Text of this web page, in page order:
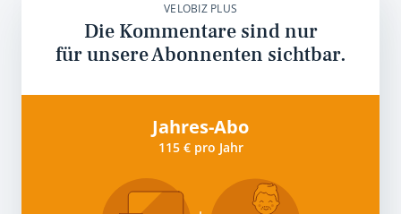
VELOBIZ PLUS
Die Kommentare sind nur
für unsere Abonnenten sichtbar.
Jahres-Abo
115 € pro Jahr